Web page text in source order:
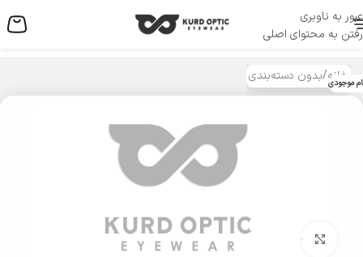
عبور به ناوبری
رفتن به محتوای اصلی
منو
خانه/بدون دسته‌بندی موجودی
بزرگنمایی تصویر